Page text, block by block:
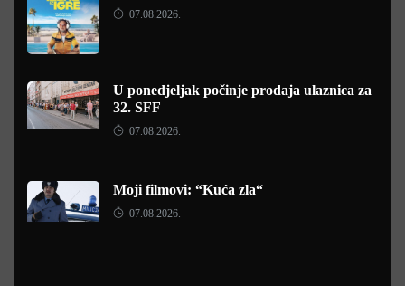
07.08.2026.
U ponedjeljak počinje prodaja ulaznica za
32. SFF
07.08.2026.
Moji filmovi: “Kuća zla“
07.08.2026.